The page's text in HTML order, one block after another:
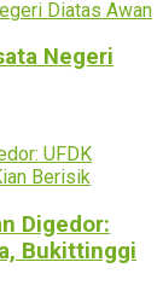
Negeri
Digedor:
Bukittinggi